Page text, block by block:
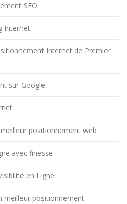
SEO
Internet
Internet de Premier
sur Google
positionnement web
avec finesse
en Ligne
meilleur positionnement